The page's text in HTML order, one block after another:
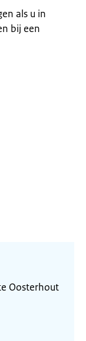
als u in
bij een
Oosterhout